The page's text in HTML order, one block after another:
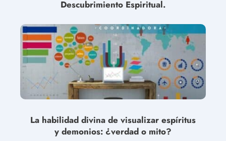
Descubrimiento Espiritual.
La habilidad divina de visualizar espíritus
y demonios: ¿verdad o mito?